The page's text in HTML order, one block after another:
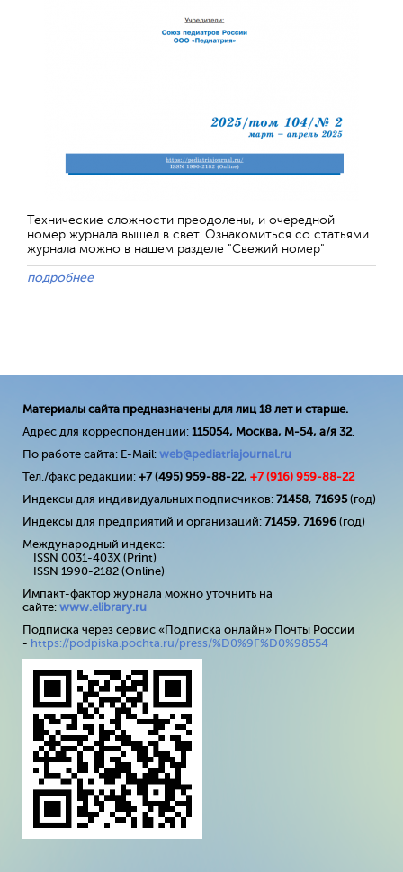
Технические сложности преодолены, и очередной
номер журнала вышел в свет. Ознакомиться со статьями
журнала можно в нашем разделе "Свежий номер"
подробнее
Материалы сайта предназначены для лиц 18 лет и старше.
Адрес для корреспонденции: 115054, Москва, М-54, а/я 32.
По работе сайта: E-Mail: web@pediatriajournal.ru
Тел./факс редакции: +7 (495) 959-88-22, +7 (916) 959-88-22
Индексы для индивидуальных подписчиков: 71458, 71695(год)
Индексы для предприятий и организаций: 71459, 71696 (год)
Международный индекс:
ISSN 0031-403X (Print)
ISSN 1990-2182 (Online)
Импакт-фактор журнала можно уточнить на
сайте: www.elibrary.ru
Подписка через сервис «Подписка онлайн» Почты России
- https://podpiska.pochta.ru/press/%D0%9F%D0%98554